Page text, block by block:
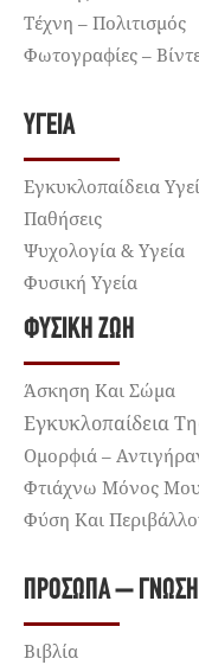
Τέχνη – Πολιτισμός
Φωτογραφίες –
ΥΓΕΊΑ
Εγκυκλοπαίδεια
Παθήσεις
Ψυχολογία & Υγεία
Φυσική Υγεία
ΦΥΣΙΚΉ ΖΩΉ
Άσκηση Και Σώμα
Εγκυκλοπαίδεια
Ομορφιά –
Φτιάχνω Μόνος Μου
Φύση Και
ΠΡΌΣΩΠΑ – ΓΝΏΣΗ
Βιβλία